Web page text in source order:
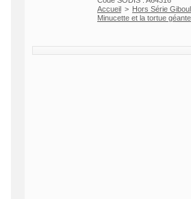
Accueil > Hors Série
Minucette et la tortue géante